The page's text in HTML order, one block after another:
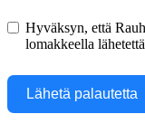
Hyväksyn, että
lomakkeella
Lähetä palautetta